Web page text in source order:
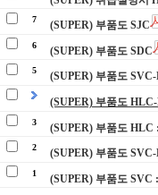
7 (SUPER) 부품도 SJC
6 (SUPER) 부품도 SDC
5 (SUPER) 부품도 SVC-
(SUPER) 부품도
3 (SUPER) 부품도 HLC
2 (SUPER) 부품도
1 (SUPER) 부품도 SVC